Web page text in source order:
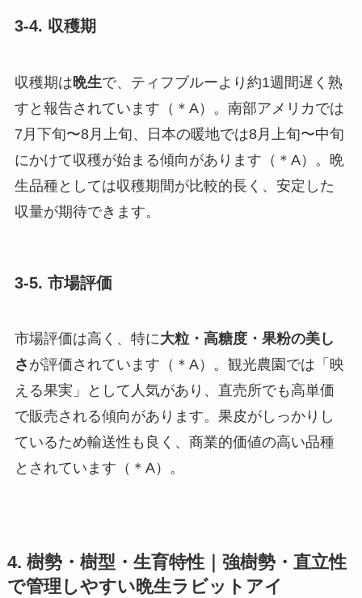
3-4. 収穫期
収穫期は 晩生で、ティフブルーより約1週間遅く熟
すと報告されています（＊A）。南部アメリカでは
7月下旬〜8月上旬、日本の暖地では8月上旬〜中旬
にかけて収穫が始まる傾向があります（＊A）。晩
生品種としては収穫期間が比較的長く、安定した
収量が期待できます。
3-5. 市場評価
市場評価は高く、特に大粒・高糖度・果粉の美し
さ が評価されています（＊A）。観光農園では「映
える果実」として人気があり、直売所でも高単価
で販売される傾向があります。果皮がしっかりし
ているため輸送性も良く、商業的価値の高い品種
とされています（＊A）。
4. 樹勢・樹型・生育特性｜強樹勢・直立性
で管理しやすい晩生ラビットアイ